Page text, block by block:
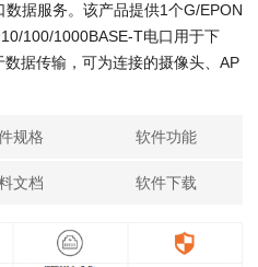
据服务。该产品提供1个G/EPON
100/1000BASE-T电口用于下
据传输，可为连接的摄像头、AP
规格 软件功能
文档 软件下载